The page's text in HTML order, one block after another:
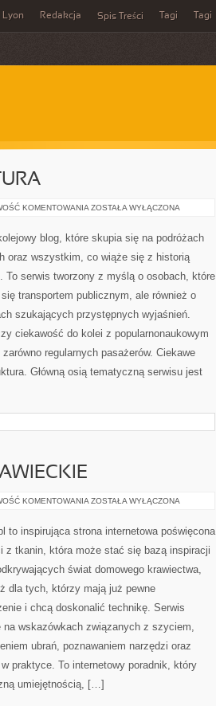
Lyon Redakcja Spis Treści Tagi Tagi
KOMENTOWANIA DWORCE
ZOSTAŁA WYŁĄCZONA
blog, które skupia się na podróżach
oraz wszystkim, co wiąże się z historią
To serwis tworzony z myślą o osobach, które
transportem publicznym, ale również o
szukających przystępnych wyjaśnień.
ciekawość do kolei z popularnonaukowym
regularnych pasażerów. Ciekawe
Główną osią tematyczną serwisu jest
KOMENTOWANIA TECHNIKI
KRAWIECKIE
ZOSTAŁA WYŁĄCZONA
to inspirująca strona internetowa poświęcona
z tkanin, która może stać się bazą inspiracji
świat domowego krawiectwa,
dla tych, którzy mają już pewne
i chcą doskonalić technikę. Serwis
na wskazówkach związanych z szyciem,
ubrań, poznawaniem narzędzi oraz
praktyce. To internetowy poradnik, który
umiejętnością, […]